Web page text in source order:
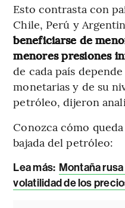
Esto contrasta con
Chile, Perú y
beneficiarse de
menores presiones
de cada país
monetarias y de su
petróleo, dijeron
Conozca cómo
bajada del petróleo:
Lea más: Montaña
volatilidad de los